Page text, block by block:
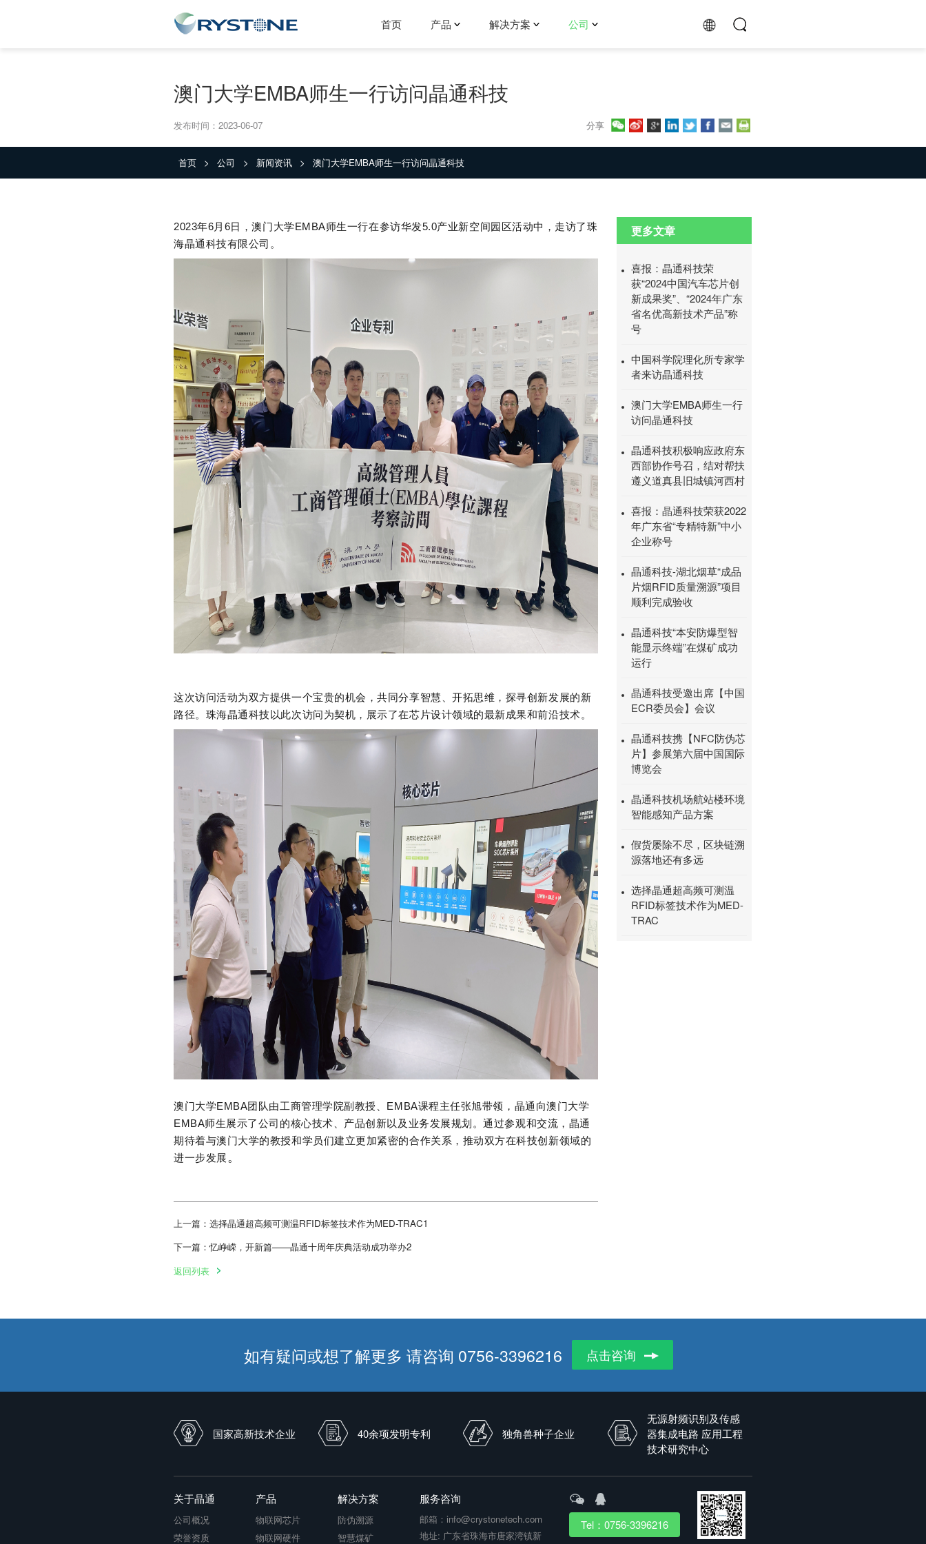
首页 产品 解决方案 公司
澳门大学EMBA师生一行访问晶通科技
发布时间：2023-06-07 分享
首页 > 公司 > 新闻资讯 > 澳门大学EMBA师生一行访问晶通科技
2023年6月 6日 ，澳门大学EMBA师生一行在参访华发5.0产业新空间园区活动中，走访了珠
海晶通科技有限公司。
这次访问活动为双方提供一个宝贵的机会，共同分享智慧、开拓思维，探寻创新发展的新
路径。珠海晶通科技以此次访问为契机，展示了在芯片设计领域的最新成果和前沿技术。
澳门大学EMBA团队由工商管理学院副教授、 EMBA课程主任张旭带领，晶通向澳门大学
EMBA师生展示了公司的核心技术、产品创新以及业务发展规划。通过参观和交流，晶通
期待着与澳门大学的教授和学员们建立更加紧密的合作关系，推动双方在科技创新领域的
进一步发展 。
上一篇：选择晶通超高频可测温RFID标签技术作为MED-TRAC1
下一篇：忆峥嵘，开新篇——晶通十周年庆典活动成功举办2
返回列表
更多文章
喜报：晶通科技荣
获“2024中国汽车芯片创
新成果奖”、“2024年广东
省名优高新技术产品”称
号
中国科学院理化所专家学
者来访晶通科技
澳门大学EMBA师生一行
访问晶通科技
晶通科技积极响应政府东
西部协作号召，结对帮扶
遵义道真县旧城镇河西村
喜报：晶通科技荣获2022
年广东省“专精特新”中小
企业称号
晶通科技-湖北烟草“成品
片烟RFID质量溯源”项目
顺利完成验收
晶通科技“本安防爆型智
能显示终端”在煤矿成功
运行
晶通科技受邀出席【中国
ECR委员会】会议
晶通科技携【NFC防伪芯
片】参展第六届中国国际
博览会
晶通科技机场航站楼环境
智能感知产品方案
假货屡除不尽，区块链溯
源落地还有多远
选择晶通超高频可测温
RFID标签技术作为MED-
TRAC
如有疑问或想了解更多 请咨询 0756-3396216 点击咨询
国家高新技术企业 40余项发明专利 独角兽种子企业
无源射频识别及传感
器集成电路 应用工程
技术研究中心
关于晶通
公司概况
荣誉资质
产品
物联网芯片
物联网硬件
解决方案
防伪溯源
智慧煤矿
服务咨询
邮箱：info@crystonetech.com
地址: 广东省珠海市唐家湾镇新
Tel：0756-3396216